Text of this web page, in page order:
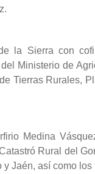
la Sierra con
Ministerio de
Tierras Rurales,
Medina
Rural del
Jaén, así como